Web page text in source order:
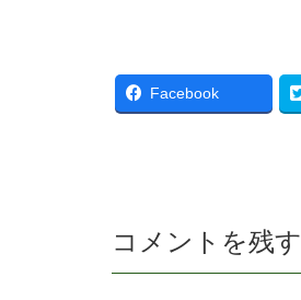
Facebook
コメントを残す